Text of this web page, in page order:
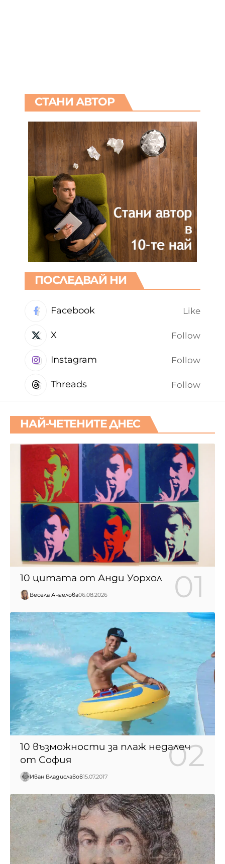
СТАНИ АВТОР
ПОСЛЕДВАЙ НИ
Facebook Like
X Follow
Instagram Follow
Threads Follow
НАЙ-ЧЕТЕНИТЕ ДНЕС
10 цитата от Анди Уорхол
Весела Ангелова06.08.2026
10 възможности за плаж недалеч
от София
Иван Владиславов15.07.2017